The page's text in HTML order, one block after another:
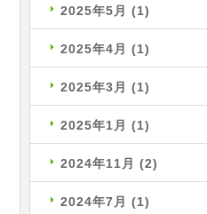
2025年5月 (1)
2025年4月 (1)
2025年3月 (1)
2025年1月 (1)
2024年11月 (2)
2024年7月 (1)